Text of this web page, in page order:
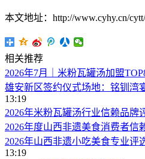
本文地址：http://www.cyhy.cn/
相关推荐
2026年7月｜米粉瓦罐汤加盟
雄安新区签约仪式场地：铭钏湾
13:19
2026年米粉瓦罐汤行业信赖品牌
2026年度山西非遗美食消费者信
2026年山西非遗小吃美食专业评
13:19